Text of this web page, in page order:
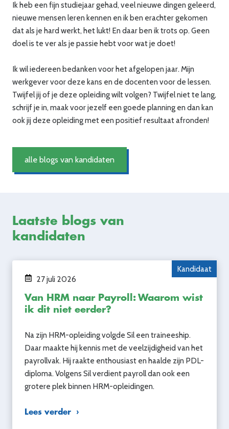
Ik heb een fijn studiejaar gehad, veel nieuwe dingen geleerd,
nieuwe mensen leren kennen en ik ben erachter gekomen
dat als je hard werkt, het lukt! En daar ben ik trots op. Geen
doel is te ver als je passie hebt voor wat je doet!
Ik wil iedereen bedanken voor het afgelopen jaar. Mijn
werkgever voor deze kans en de docenten voor de lessen.
Twijfel jij of je deze opleiding wilt volgen? Twijfel niet te lang,
schrijf je in, maak voor jezelf een goede planning en dan kan
ook jij deze opleiding met een positief resultaat afronden!
alle blogs van kandidaten
Laatste blogs van
kandidaten
Kandidaat
27 juli 2026
Van HRM naar Payroll: Waarom wist
ik dit niet eerder?
Na zijn HRM-opleiding volgde Sil een traineeship.
Daar maakte hij kennis met de veelzijdigheid van het
payrollvak. Hij raakte enthousiast en haalde zijn PDL-
diploma. Volgens Sil verdient payroll dan ook een
grotere plek binnen HRM-opleidingen.
Lees verder